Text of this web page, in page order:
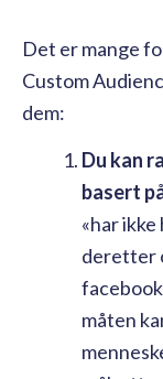
Det er mange
Custom
dem:
Du kan
basert
«har
deretter
måten